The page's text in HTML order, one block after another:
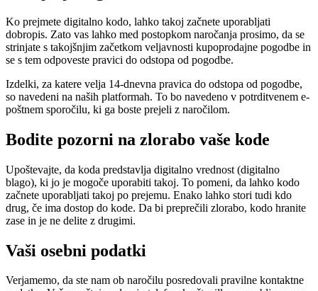
Ko prejmete digitalno kodo, lahko takoj začnete uporabljati
dobropis. Zato vas lahko med postopkom naročanja prosimo, da se
strinjate s takojšnjim začetkom veljavnosti kupoprodajne pogodbe in
se s tem odpoveste pravici do odstopa od pogodbe.
Izdelki, za katere velja 14-dnevna pravica do odstopa od pogodbe,
so navedeni na naših platformah. To bo navedeno v potrditvenem e-
poštnem sporočilu, ki ga boste prejeli z naročilom.
Bodite pozorni na zlorabo vaše kode
Upoštevajte, da koda predstavlja digitalno vrednost (digitalno
blago), ki jo je mogoče uporabiti takoj. To pomeni, da lahko kodo
začnete uporabljati takoj po prejemu. Enako lahko stori tudi kdo
drug, če ima dostop do kode. Da bi preprečili zlorabo, kodo hranite
zase in je ne delite z drugimi.
Vaši osebni podatki
Verjamemo, da ste nam ob naročilu posredovali pravilne kontaktne